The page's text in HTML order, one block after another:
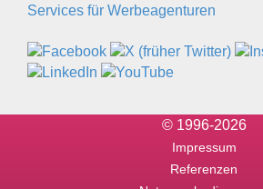
Services für Werbeagenturen
© 1996-2026
Impressum
Referenzen